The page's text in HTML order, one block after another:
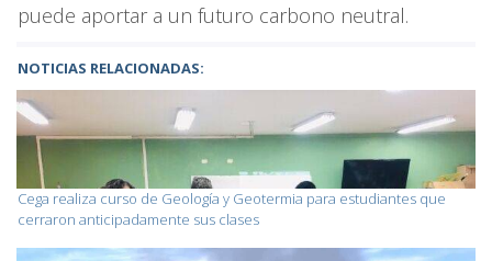
puede aportar a un futuro carbono neutral.
NOTICIAS RELACIONADAS:
Cega realiza curso de Geología y Geotermia para estudiantes que
cerraron anticipadamente sus clases